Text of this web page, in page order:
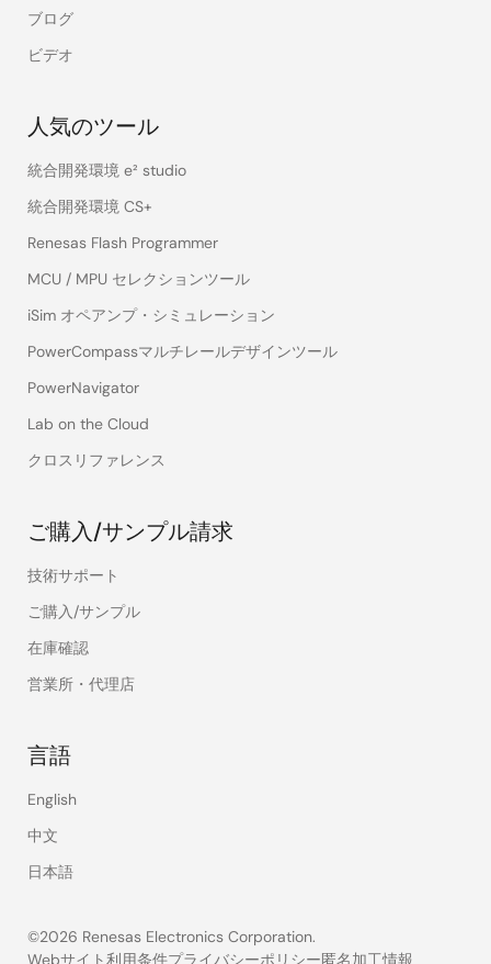
ブログ
ビデオ
人気のツール
統合開発環境 e² studio
統合開発環境 CS+
Renesas Flash Programmer
MCU / MPU セレクションツール
iSim オペアンプ・シミュレーション
PowerCompassマルチレールデザインツール
PowerNavigator
Lab on the Cloud
クロスリファレンス
ご購入/サンプル請求
技術サポート
ご購入/サンプル
在庫確認
営業所・代理店
言語
English
中文
日本語
©2026 Renesas Electronics Corporation.
Webサイト利用条件プライバシーポリシー匿名加工情報